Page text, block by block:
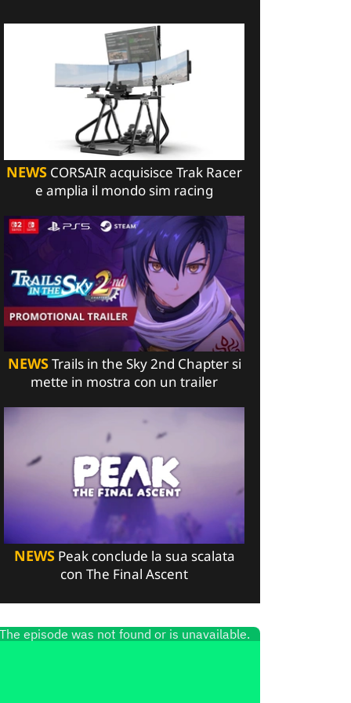
NEWS CORSAIR acquisisce Trak Racer
e amplia il mondo sim racing
NEWSTrails in the Sky 2nd Chapter si
mette in mostra con un trailer
NEWSPeak conclude la sua scalata
con The Final Ascent